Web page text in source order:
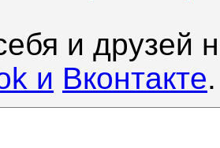
и друзей
и Вконтакте.